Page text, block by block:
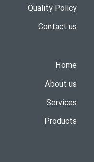
Quality Policy
Contact us
Home
About us
Services
Products